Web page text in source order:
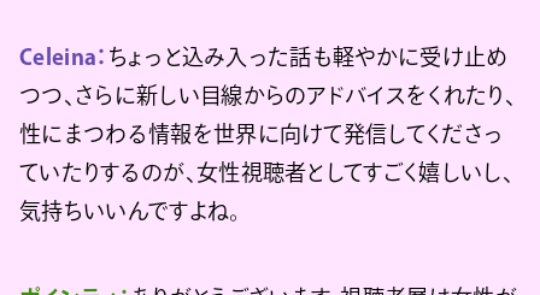
Celeina： ちょっと込み入った話も軽やかに受け止め
つつ、さらに新しい目線からのアドバイスをくれたり、
性にまつわる情報を世界に向けて発信してくださっ
ていたりするのが、女性視聴者としてすごく嬉しいし、
気持ちいいんですよね。